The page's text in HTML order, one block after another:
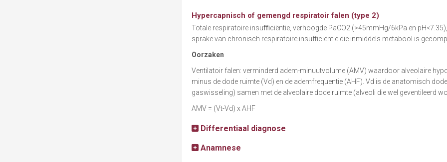
Hypercapnisch of gemengd respiratoir falen (type 2)
Totale respiratoire insuﬃciëntie, verhoogde PaCO2 (>45mmHg/6kPa en
sprake van chronisch respiratoire insufficiëntie die inmiddels metabool is
Oorzaken
Ventilatoir falen: verminderd adem-minuutvolume (AMV) waardoor alveolaire
minus de dode ruimte (Vd) en de ademfrequentie (AHF). Vd is de anatomisch
gaswisseling) samen met de alveolaire dode ruimte (alveoli die wel geventileerd
AMV = (Vt-Vd) x AHF
Differentiaal diagnose
Anamnese